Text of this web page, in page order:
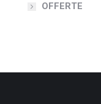
OFFERTE